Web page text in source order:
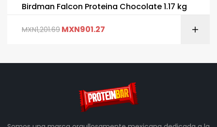
Birdman Falcon Proteina Chocolate 1.17 kg
MXN1,201.69 MXN901.27